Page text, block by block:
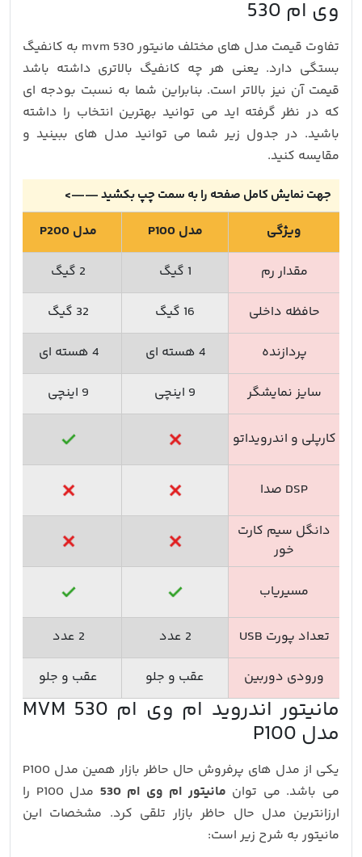
وی ام 530
تفاوت قیمت مدل های مختلف مانیتور mvm 530 به کانفیگ
بستگی دارد. یعنی هر چه کانفیگ بالاتری داشته باشد
قیمت آن نیز بالاتر است. بنابراین شما به نسبت بودجه ای
که در نظر گرفته اید می توانید بهترین انتخاب را داشته
باشید. در جدول زیر شما می توانید مدل های ببینید و
مقایسه کنید.
جهت نمایش کامل صفحه را به سمت چپ بکشید ——>
ویژگی مدل P100
مدل P200
مقدار رم
1 گیگ
2 گیگ
حافظه داخلی
16 گیگ
32 گیگ
پردازنده
4 هسته ای
4 هسته ای
سایز نمایشگر
9 اینچی 9 اینچی
کارپلی و اندرویداتو
DSP صدا
دانگل سیم کارت
خور
مسیریاب
تعداد پورت USB 2 عدد
2 عدد
ورودی دوربین
عقب و جلو عقب و جلو
مانیتور اندروید ام وی ام MVM 530
مدل P100
یکی از مدل های پرفروش حال حاظر بازار همین مدل P100
می باشد. می توان مانیتور ام وی ام 530
مدل P100 را
ارزانترین مدل حال حاظر بازار تلقی کرد. مشخصات این
مانیتور به شرح زیر است: